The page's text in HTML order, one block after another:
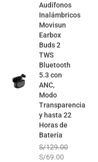
Audífonos
Inalámbricos
Movisun
Earbox
Buds 2
TWS
Bluetooth
5.3 con
ANC,
Modo
Transparencia
y hasta 22
Horas de
Batería
S/129.00
precio
original
era:
S/129.00.
S/69.00
precio